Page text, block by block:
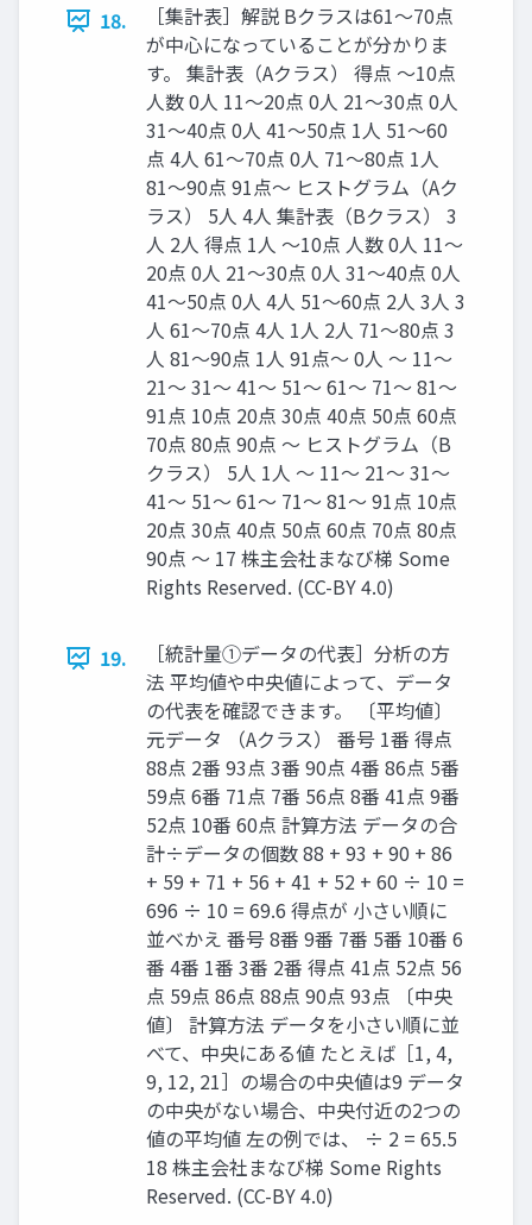
18.
［集計表］解説 Bクラスは61～70点
が中心になっていることが分かりま
す。 集計表（Aクラス） 得点 〜10点
人数 0人 11〜20点 0人 21〜30点 0人
31〜40点 0人 41〜50点 1人 51〜60
点 4人 61〜70点 0人 71〜80点 1人
81〜90点 91点〜 ヒストグラム（Aク
ラス） 5人 4人 集計表（Bクラス） 3
人 2人 得点 1人 〜10点 人数 0人 11〜
20点 0人 21〜30点 0人 31〜40点 0人
41〜50点 0人 4人 51〜60点 2人 3人 3
人 61〜70点 4人 1人 2人 71〜80点 3
人 81〜90点 1人 91点〜 0人 〜 11〜
21〜 31〜 41〜 51〜 61〜 71〜 81〜
91点 10点 20点 30点 40点 50点 60点
70点 80点 90点 〜 ヒストグラム（B
クラス） 5人 1人 〜 11〜 21〜 31〜
41〜 51〜 61〜 71〜 81〜 91点 10点
20点 30点 40点 50点 60点 70点 80点
90点 〜 17 株主会社まなび梯 Some
Rights Reserved. (CC-BY 4.0)
19.
［統計量①データの代表］分析の方
法 平均値や中央値によって、データ
の代表を確認できます。 〔平均値〕
元データ （Aクラス） 番号 1番 得点
88点 2番 93点 3番 90点 4番 86点 5番
59点 6番 71点 7番 56点 8番 41点 9番
52点 10番 60点 計算方法 データの合
計÷データの個数 88 + 93 + 90 + 86
+ 59 + 71 + 56 + 41 + 52 + 60 ÷ 10 =
696 ÷ 10 = 69.6 得点が 小さい順に
並べかえ 番号 8番 9番 7番 5番 10番 6
番 4番 1番 3番 2番 得点 41点 52点 56
点 59点 86点 88点 90点 93点 〔中央
値〕 計算方法 データを小さい順に並
べて、中央にある値 たとえば［1, 4,
9, 12, 21］の場合の中央値は9 データ
の中央がない場合、中央付近の2つの
値の平均値 左の例では、 ÷ 2 = 65.5
18 株主会社まなび梯 Some Rights
Reserved. (CC-BY 4.0)